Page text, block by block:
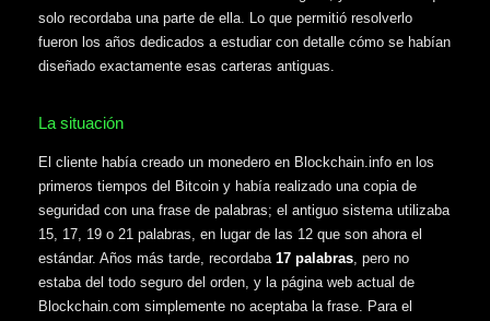
solo recordaba una parte de ella. Lo que permitió resolverlo
fueron los años dedicados a estudiar con detalle cómo se habían
diseñado exactamente esas carteras antiguas.
La situación
El cliente había creado un monedero en Blockchain.info en los
primeros tiempos del Bitcoin y había realizado una copia de
seguridad con una frase de palabras; el antiguo sistema utilizaba
15, 17, 19 o 21 palabras, en lugar de las 12 que son ahora el
estándar. Años más tarde, recordaba 17 palabras, pero no
estaba del todo seguro del orden, y la página web actual de
Blockchain.com simplemente no aceptaba la frase. Para el